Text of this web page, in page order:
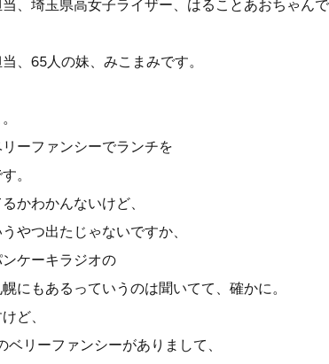
、埼玉県高女子ライザー、はることあおちゃん
、65人の妹、みこまみです。
ーファンシーでランチを
。
かわかんないけど、
やつ出たじゃないですか、
ケーキラジオの
にもあるっていうのは聞いてて、確かに。
ど、
リーファンシーがありまして、